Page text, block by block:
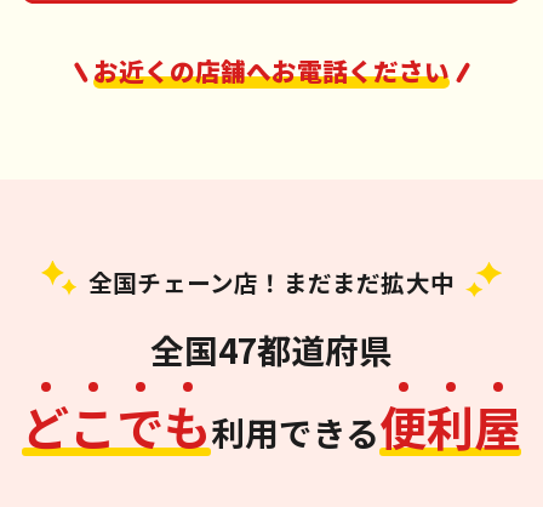
お近くの店舗へお電話ください
全国チェーン店！まだまだ拡大中
全国47都道府県
どこでも利用できる便利屋